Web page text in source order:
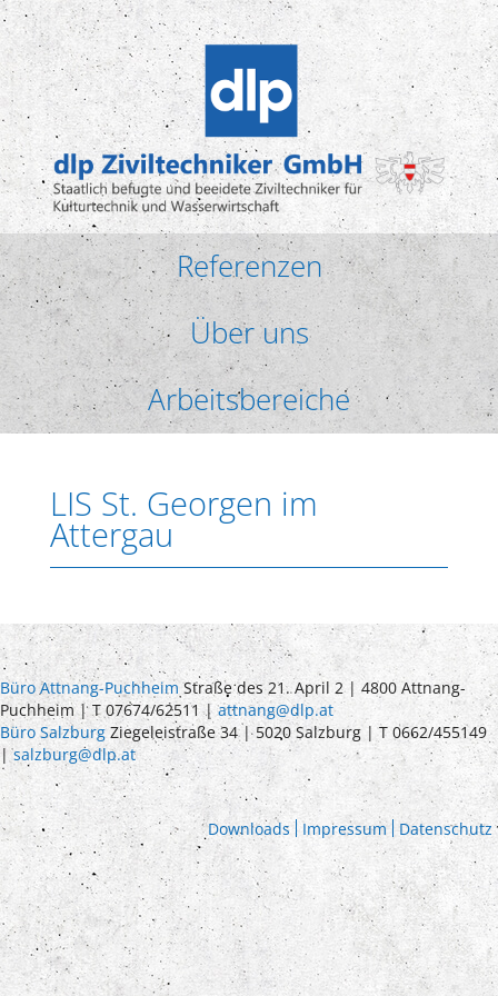
Referenzen
Über uns
Arbeitsbereiche
LIS St. Georgen im
Attergau
Büro Attnang-Puchheim Straße des 21. April 2 | 4800 Attnang-
Puchheim | T 07674/62511 |attnang@dlp.at
Büro Salzburg Ziegeleistraße 34 | 5020 Salzburg | T 0662/455149
|salzburg@dlp.at
Downloads Impressum Datenschutz